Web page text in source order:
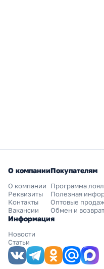
О компании
О компании
Реквизиты
Контакты
Вакансии
Покупателям
Программа
Полезная
Оптовые
Обмен и
Информация
Новости
Статьи